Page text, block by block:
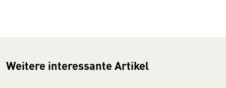
Weitere interessante Artikel